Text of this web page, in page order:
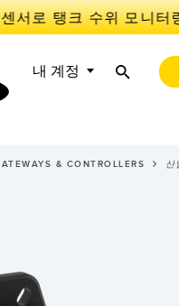
로 탱크 수위 모니터링
내 계정
& CONTROLLERS 산